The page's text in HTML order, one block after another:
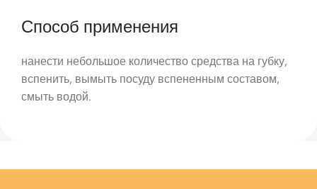
Способ применения
нанести небольшое количество средства на губку,
вспенить, вымыть посуду вспененным составом,
смыть водой.